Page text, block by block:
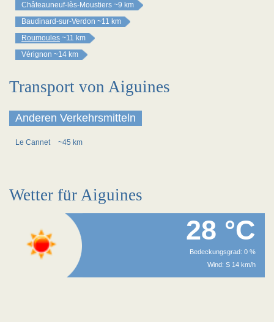
Châteauneuf-lès-Moustiers ~9 km
Baudinard-sur-Verdon ~11 km
Roumoules ~11 km
Vérignon ~14 km
Transport von Aiguines
Anderen Verkehrsmitteln
Le Cannet ~45 km
Wetter für Aiguines
28 °C
Bedeckungsgrad: 0 %
Wind: S 14 km/h